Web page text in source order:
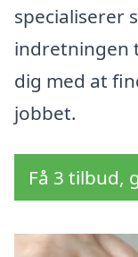
specialiserer
indretningen
dig med at
jobbet.
Få 3 tilbud,